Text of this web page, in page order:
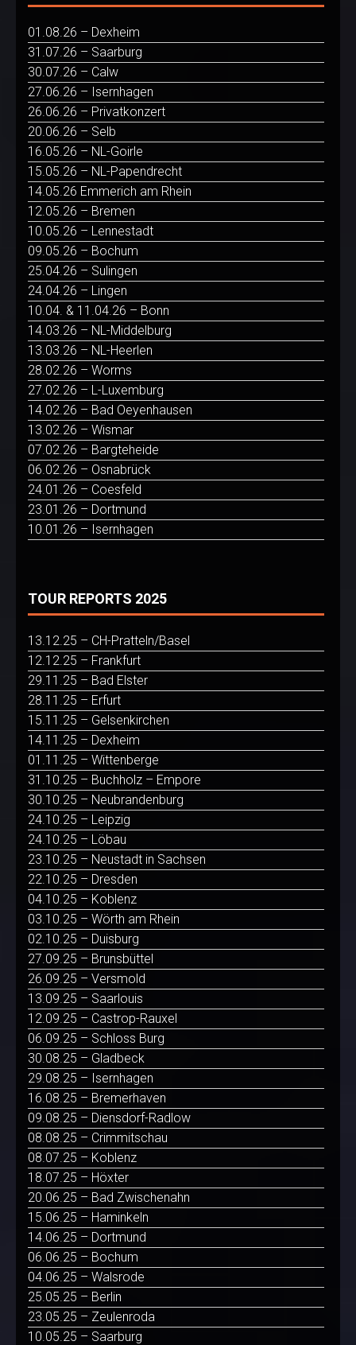
01.08.26 – Dexheim
31.07.26 – Saarburg
30.07.26 – Calw
27.06.26 – Isernhagen
26.06.26 – Privatkonzert
20.06.26 – Selb
16.05.26 – NL-Goirle
15.05.26 – NL-Papendrecht
14.05.26 Emmerich am Rhein
12.05.26 – Bremen
10.05.26 – Lennestadt
09.05.26 – Bochum
25.04.26 – Sulingen
24.04.26 – Lingen
10.04. & 11.04.26 – Bonn
14.03.26 – NL-Middelburg
13.03.26 – NL-Heerlen
28.02.26 – Worms
27.02.26 – L-Luxemburg
14.02.26 – Bad Oeyenhausen
13.02.26 – Wismar
07.02.26 – Bargteheide
06.02.26 – Osnabrück
24.01.26 – Coesfeld
23.01.26 – Dortmund
10.01.26 – Isernhagen
TOUR REPORTS 2025
13.12.25 – CH-Pratteln/Basel
12.12.25 – Frankfurt
29.11.25 – Bad Elster
28.11.25 – Erfurt
15.11.25 – Gelsenkirchen
14.11.25 – Dexheim
01.11.25 – Wittenberge
31.10.25 – Buchholz – Empore
30.10.25 – Neubrandenburg
24.10.25 – Leipzig
24.10.25 – Löbau
23.10.25 – Neustadt in Sachsen
22.10.25 – Dresden
04.10.25 – Koblenz
03.10.25 – Wörth am Rhein
02.10.25 – Duisburg
27.09.25 – Brunsbüttel
26.09.25 – Versmold
13.09.25 – Saarlouis
12.09.25 – Castrop-Rauxel
06.09.25 – Schloss Burg
30.08.25 – Gladbeck
29.08.25 – Isernhagen
16.08.25 – Bremerhaven
09.08.25 – Diensdorf-Radlow
08.08.25 – Crimmitschau
08.07.25 – Koblenz
18.07.25 – Höxter
20.06.25 – Bad Zwischenahn
15.06.25 – Haminkeln
14.06.25 – Dortmund
06.06.25 – Bochum
04.06.25 – Walsrode
25.05.25 – Berlin
23.05.25 – Zeulenroda
10.05.25 – Saarburg